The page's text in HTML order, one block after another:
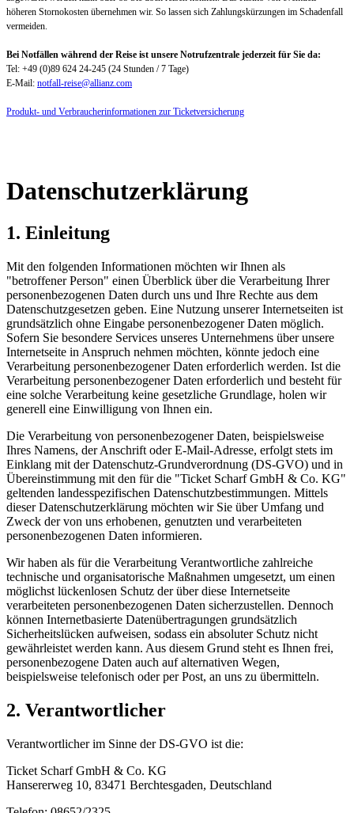
höheren Stornokosten übernehmen wir. So lassen sich Zahlungskürzungen im Schadenfall
vermeiden.
Bei Notfällen während der Reise ist unsere Notrufzentrale jederzeit für Sie da:
Tel: +49 (0)89 624 24-245 (24 Stunden / 7 Tage)
E-Mail: notfall-reise@allianz.com
Produkt- und Verbraucherinformationen zur Ticketversicherung
Datenschutzerklärung
1. Einleitung
Mit den folgenden Informationen möchten wir Ihnen als
"betroffener Person" einen Überblick über die Verarbeitung Ihrer
personenbezogenen Daten durch uns und Ihre Rechte aus dem
Datenschutzgesetzen geben. Eine Nutzung unserer Internetseiten ist
grundsätzlich ohne Eingabe personenbezogener Daten möglich.
Sofern Sie besondere Services unseres Unternehmens über unsere
Internetseite in Anspruch nehmen möchten, könnte jedoch eine
Verarbeitung personenbezogener Daten erforderlich werden. Ist die
Verarbeitung personenbezogener Daten erforderlich und besteht für
eine solche Verarbeitung keine gesetzliche Grundlage, holen wir
generell eine Einwilligung von Ihnen ein.
Die Verarbeitung von personenbezogener Daten, beispielsweise
Ihres Namens, der Anschrift oder E-Mail-Adresse, erfolgt stets im
Einklang mit der Datenschutz-Grundverordnung (DS-GVO) und in
Übereinstimmung mit den für die "Ticket Scharf GmbH & Co. KG"
geltenden landesspezifischen Datenschutzbestimmungen. Mittels
dieser Datenschutzerklärung möchten wir Sie über Umfang und
Zweck der von uns erhobenen, genutzten und verarbeiteten
personenbezogenen Daten informieren.
Wir haben als für die Verarbeitung Verantwortliche zahlreiche
technische und organisatorische Maßnahmen umgesetzt, um einen
möglichst lückenlosen Schutz der über diese Internetseite
verarbeiteten personenbezogenen Daten sicherzustellen. Dennoch
können Internetbasierte Datenübertragungen grundsätzlich
Sicherheitslücken aufweisen, sodass ein absoluter Schutz nicht
gewährleistet werden kann. Aus diesem Grund steht es Ihnen frei,
personenbezogene Daten auch auf alternativen Wegen,
beispielsweise telefonisch oder per Post, an uns zu übermitteln.
2. Verantwortlicher
Verantwortlicher im Sinne der DS-GVO ist die:
Ticket Scharf GmbH & Co. KG
Hansererweg 10, 83471 Berchtesgaden, Deutschland